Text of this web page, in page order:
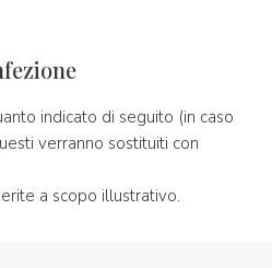
indicato di seguito (in caso
verranno sostituiti con
a scopo illustrativo.